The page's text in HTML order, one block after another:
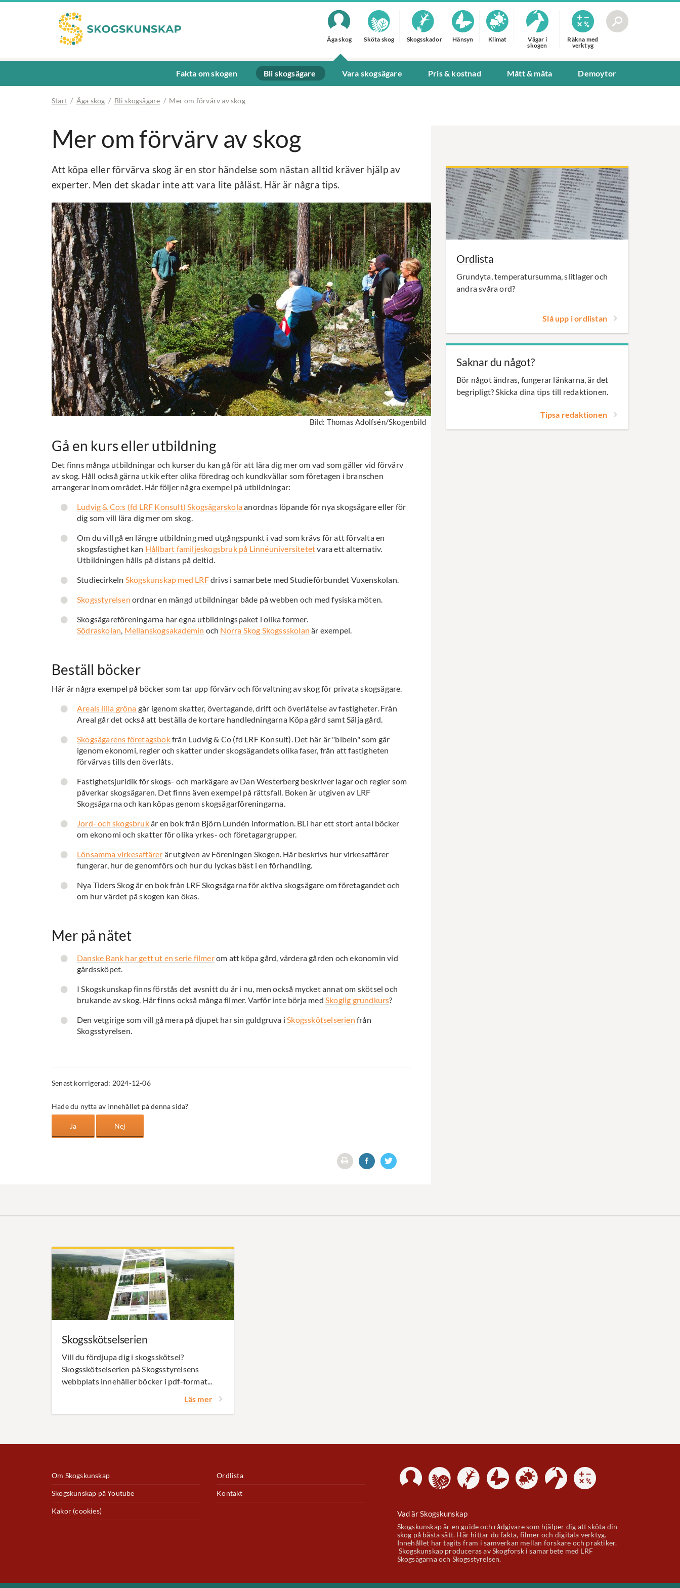
Äga skog Sköta skog Skogsskador Hänsyn Klimat
Vägar i
skogen
Räkna med
verktyg
Fakta om skogen Bli skogsägare Vara skogsägare Pris & kostnad Mått & mäta Demoytor
Start / Äga skog / Bli skogsägare / Mer om förvärv av skog
Mer om förvärv av skog
Att köpa eller förvärva skog är en stor händelse som nästan alltid kräver hjälp av
experter. Men det skadar inte att vara lite påläst. Här är några tips.
Bild: Thomas Adolfsén/Skogenbild
Gå en kurs eller utbildning
Det finns många utbildningar och kurser du kan gå för att lära dig mer om vad som gäller vid förvärv
av skog. Håll också gärna utkik efter olika föredrag och kundkvällar som företagen i branschen
arrangerar inom området. Här följer några exempel på utbildningar:
Ludvig & Co:s (fd LRF Konsult) Skogsägarskolaanordnas löpande för nya skogsägare eller för
dig som vill lära dig mer om skog.
Om du vill gå en längre utbildning med utgångspunkt i vad som krävs för att förvalta en
skogsfastighet kan Hållbart familjeskogsbruk på Linnéuniversitetetvara ett alternativ.
Utbildningen hålls på distans på deltid.
Studiecirkeln Skogskunskap med LRFdrivs i samarbete med Studieförbundet Vuxenskolan.
Skogsstyrelsen ordnar en mängd utbildningar både på webben och med fysiska möten.
Skogsägareföreningarna har egna utbildningspaket i olika former.
Södraskolan, Mellanskogsakademin och Norra Skog Skogssskolan är exempel.
Beställ böcker
Här är några exempel på böcker som tar upp förvärv och förvaltning av skog för privata skogsägare.
Areals lilla gröna går igenom skatter, övertagande, drift och överlåtelse av fastigheter. Från
Areal går det också att beställa de kortare handledningarna Köpa gård samt Sälja gård.
Skogsägarens företagsbokfrån Ludvig & Co (fd LRF Konsult). Det här är "bibeln" som går
igenom ekonomi, regler och skatter under skogsägandets olika faser, från att fastigheten
förvärvas tills den överlåts.
Fastighetsjuridik för skogs- och markägare av Dan Westerberg beskriver lagar och regler som
påverkar skogsägaren. Det finns även exempel på rättsfall. Boken är utgiven av LRF
Skogsägarna och kan köpas genom skogsägarföreningarna.
Jord- och skogsbrukär en bok från Björn Lundén information. BLi har ett stort antal böcker
om ekonomi och skatter för olika yrkes- och företagargrupper.
Lönsamma virkesaffärer är utgiven av Föreningen Skogen. Här beskrivs hur virkesaffärer
fungerar, hur de genomförs och hur du lyckas bäst i en förhandling.
Nya Tiders Skog är en bok från LRF Skogsägarna för aktiva skogsägare om företagandet och
om hur värdet på skogen kan ökas.
Mer på nätet
Danske Bank har gett ut en serie filmerom att köpa gård, värdera gården och ekonomin vid
gårdssköpet.
I Skogskunskap finns förstås det avsnitt du är i nu, men också mycket annat om skötsel och
brukande av skog. Här finns också många filmer. Varför inte börja medSkoglig grundkurs?
Den vetgirige som vill gå mera på djupet har sin guldgruva iSkogsskötselserien från
Skogsstyrelsen.
Senast korrigerad: 2024-12-06
Hade du nytta av innehållet på denna sida?
Ordlista
Grundyta, temperatursumma, slitlager och
andra svåra ord?
Slå upp i ordlistan
Saknar du något?
Bör något ändras, fungerar länkarna, är det
begripligt? Skicka dina tips till redaktionen.
Tipsa redaktionen
Skogsskötselserien
Vill du fördjupa dig i skogsskötsel?
Skogsskötselserien på Skogsstyrelsens
webbplats innehåller böcker i pdf-format...
Läs mer
Vad är Skogskunskap
Skogskunskap är en guide och rådgivare som hjälper dig att sköta din
skog på bästa sätt. Här hittar du fakta, filmer och digitala verktyg.
Innehållet har tagits fram i samverkan mellan forskare och praktiker.
Skogskunskap produceras av Skogforsk i samarbete med LRF
Skogsägarna och Skogsstyrelsen.
Om Skogskunskap Ordlista
Skogskunskap på Youtube Kontakt
Kakor (cookies)